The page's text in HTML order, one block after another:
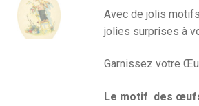
Avec de jolis
jolies surprises à
Garnissez votre
Le motif des